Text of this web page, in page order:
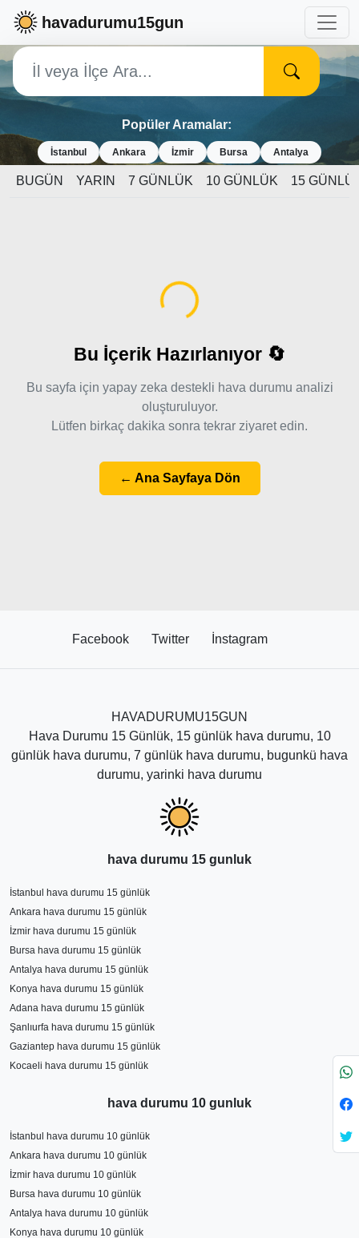
havadurumu15gun
Popüler Aramalar:
İstanbul Ankara İzmir Bursa Antalya
BUGÜN YARIN 7 GÜNLÜK 10 GÜNLÜK 15
Yükleniyor...
Bu İçerik Hazırlanıyor 🔄
Bu sayfa için yapay zeka destekli hava durumu analizi
oluşturuluyor.
Lütfen birkaç dakika sonra tekrar ziyaret edin.
← Ana Sayfaya Dön
Facebook Twitter İnstagram
HAVADURUMU15GUN
Hava Durumu 15 Günlük, 15 günlük hava durumu, 10
günlük hava durumu, 7 günlük hava durumu, bugunkü hava
durumu, yarinki hava durumu
hava durumu 15 gunluk
İstanbul hava durumu 15 günlük
Ankara hava durumu 15 günlük
İzmir hava durumu 15 günlük
Bursa hava durumu 15 günlük
Antalya hava durumu 15 günlük
Konya hava durumu 15 günlük
Adana hava durumu 15 günlük
Şanlıurfa hava durumu 15 günlük
Gaziantep hava durumu 15 günlük
Kocaeli hava durumu 15 günlük
hava durumu 10 gunluk
İstanbul hava durumu 10 günlük
Ankara hava durumu 10 günlük
İzmir hava durumu 10 günlük
Bursa hava durumu 10 günlük
Antalya hava durumu 10 günlük
Konya hava durumu 10 günlük